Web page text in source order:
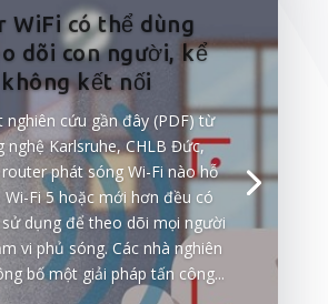
WiFi có thể dùng
dõi con người, kể
kết nối
nghiên cứu gần đây (PDF) từ
nghệ Karlsruhe, CHLB Đức,
phát sóng Wi-Fi nào hỗ
Fi 5 hoặc mới hơn đều có
dụng để theo dõi mọi người
vi phủ sóng. Các nhà nghiên
bố một giải pháp tấn công...